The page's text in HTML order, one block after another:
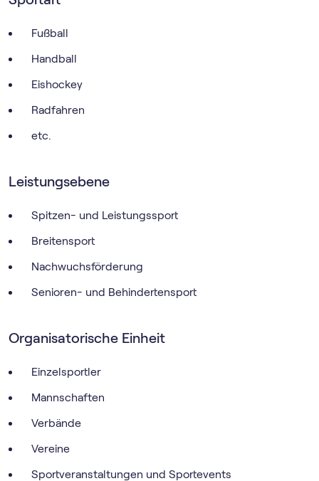
Fußball
Handball
Eishockey
Radfahren
etc.
Leistungsebene
Spitzen- und Leistungssport
Breitensport
Nachwuchsförderung
Senioren- und Behindertensport
Organisatorische Einheit
Einzelsportler
Mannschaften
Verbände
Vereine
Sportveranstaltungen und Sportevents